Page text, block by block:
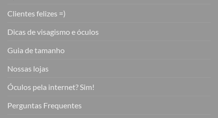
Clientes felizes =)
Dicas de visagismo e óculos
Guia de tamanho
Nossas lojas
Óculos pela internet? Sim!
Perguntas Frequentes